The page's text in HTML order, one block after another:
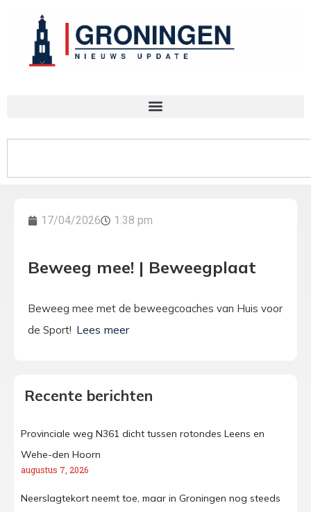
17/04/2026 1:38 pm
Beweeg mee! | Beweegplaat
Beweeg mee met de beweegcoaches van Huis voor
de Sport!
Recente berichten
Provinciale weg N361 dicht tussen rotondes Leens en
Wehe-den Hoorn
augustus 7, 2026
Neerslagtekort neemt toe, maar in Groningen nog steeds